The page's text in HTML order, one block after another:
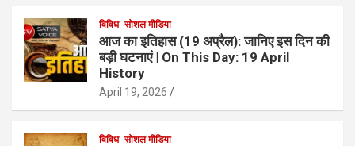
विविध सोशल मीडिया
आज का इतिहास (19 अप्रैल): जानिए इस दिन की
बड़ी घटनाएं | On This Day: 19 April
History
April 19, 2026
विविध सोशल मीडिया